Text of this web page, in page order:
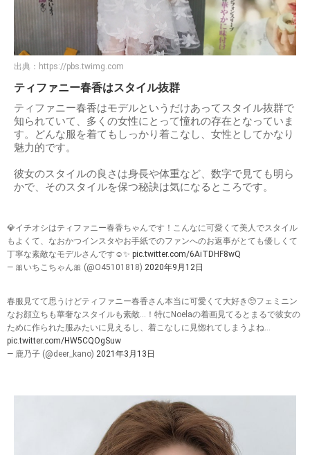
出典： https://pbs.twimg.com
ティファニー春香はスタイル抜群
ティファニー春香はモデルというだけあってスタイル抜群で
知られていて、多くの女性にとって憧れの存在となっていま
す。どんな服を着てもしっかり着こなし、女性としてかなり
魅力的です。
彼女のスタイルの良さは身長や体重など、数字で見ても明ら
かで、そのスタイルを保つ秘訣は気になるところです。
💎イチオシはティファニー春香ちゃんです！こんなに可愛くて美人でスタイル
もよくて、なおかつインスタやお手紙でのファンへのお返事がとても優しくて
丁寧な素敵なモデルさんです☺️✨ pic.twitter.com/6AiTDHF8wQ
— 🎀いちこちゃん🎀 (@O45101818) 2020年9月12日
春服見てて思うけどティファニー春香さん本当に可愛くて大好き🥺フェミニン
なお顔立ちも華奢なスタイルも素敵…！特にNoelaの着画見てるとまるで彼女の
ために作られた服みたいに見えるし、着こなしに見惚れてしまうよね…
pic.twitter.com/HW5CQOgSuw
— 鹿乃子 (@deer_kano) 2021年3月13日